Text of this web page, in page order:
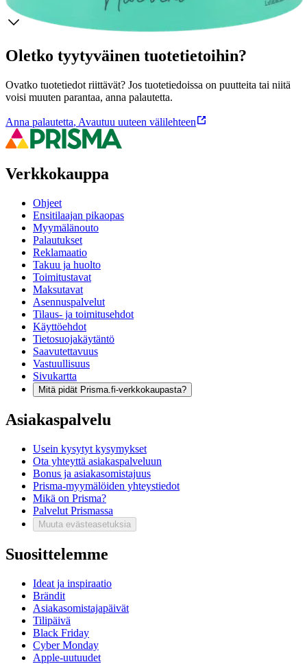
Oletko tyytyväinen tuotetietoihin?
Ovatko tuotetiedot riittävät? Jos tuotetiedoissa on puutteita tai niitä
voisi muuten parantaa, anna palautetta.
Anna palautetta, Avautuu uuteen välilehteen
Verkkokauppa
Ohjeet
Ensitilaajan pikaopas
Myymälänouto
Palautukset
Reklamaatio
Takuu ja huolto
Toimitustavat
Maksutavat
Asennuspalvelut
Tilaus- ja toimitusehdot
Käyttöehdot
Tietosuojakäytäntö
Saavutettavuus
Vastuullisuus
Sivukartta
Mitä pidät Prisma.fi-verkkokaupasta?
Asiakaspalvelu
Usein kysytyt kysymykset
Ota yhteyttä asiakaspalveluun
Bonus ja asiakasomistajuus
Prisma-myymälöiden yhteystiedot
Mikä on Prisma?
Palvelut Prismassa
Muuta evästeasetuksia
Suosittelemme
Ideat ja inspiraatio
Brändit
Asiakasomistajapäivät
Tilipäivä
Black Friday
Cyber Monday
Apple-uutuudet